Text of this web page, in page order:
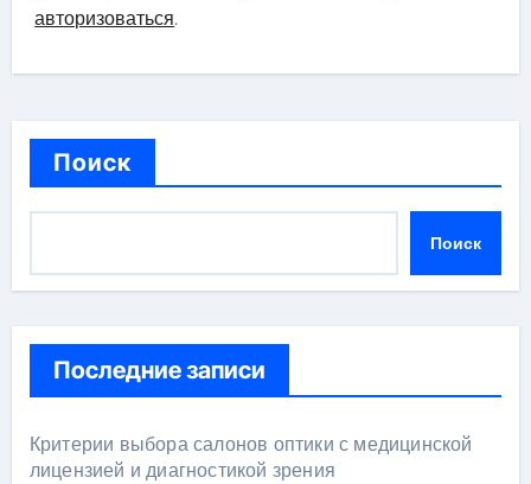
авторизоваться.
Поиск
Поиск
Последние записи
Критерии выбора салонов оптики с медицинской
лицензией и диагностикой зрения